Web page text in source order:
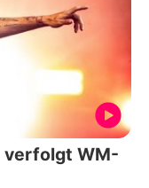
verfolgt WM-